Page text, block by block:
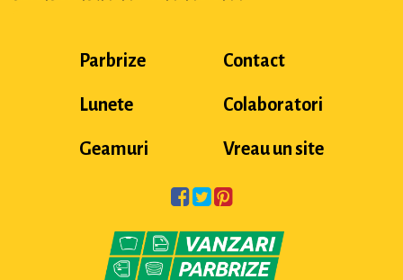
Parbrize
Lunete
Geamuri
Contact
Colaboratori
Vreau un site